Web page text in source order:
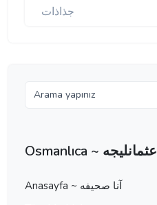
جذاذات
Osmanlıca ~ عثمانليجه
Anasayfa ~ آنا صحيفه